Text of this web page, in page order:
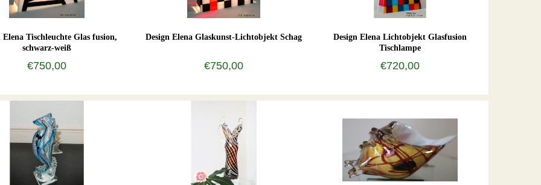
Elena Tischleuchte Glas fusion,
schwarz-weiß
€750,00
Design Elena Glaskunst-Lichtobjekt Schag
€750,00
Design Elena Lichtobjekt Glasfusion
Tischlampe
€720,00